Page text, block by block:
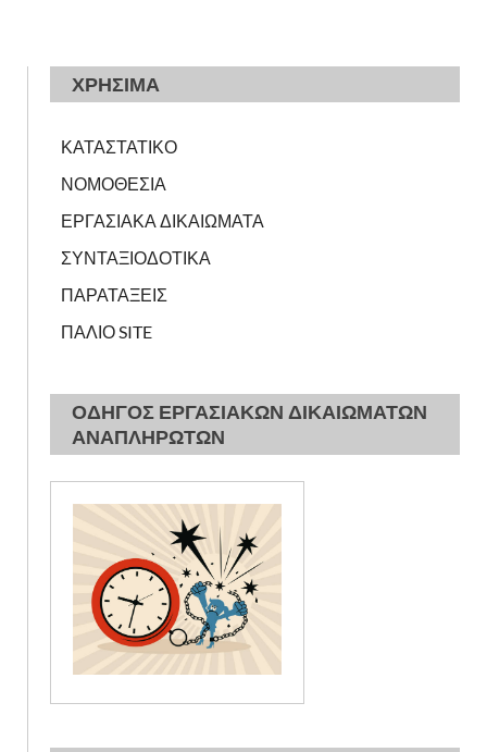
ΧΡΗΣΙΜΑ
ΚΑΤΑΣΤΑΤΙΚΟ
ΝΟΜΟΘΕΣΙΑ
ΕΡΓΑΣΙΑΚΑ ΔΙΚΑΙΩΜΑΤΑ
ΣΥΝΤΑΞΙΟΔΟΤΙΚΑ
ΠΑΡΑΤΑΞΕΙΣ
ΠΑΛΙΟ SITE
ΟΔΗΓΟΣ ΕΡΓΑΣΙΑΚΩΝ ΔΙΚΑΙΩΜΑΤΩΝ
ΑΝΑΠΛΗΡΩΤΩΝ